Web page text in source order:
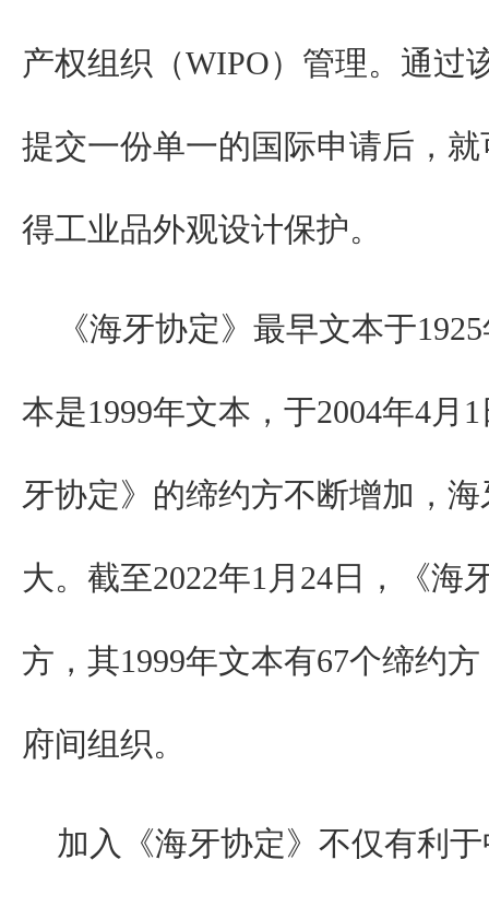
产权组织（WIPO）管理。通过
提交一份单一的国际申请后，
得工业品外观设计保护。
《海牙协定》最早文本于
本是1999年文本，于2004年4月
牙协定》的缔约方不断增加，
大。截至2022年1月24日，《海
方，其1999年文本有67个缔约
府间组织。
加入《海牙协定》不仅有利